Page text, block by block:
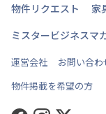
物件リクエスト
家
ミスタービジネスマ
運営会社 お問い合わ
物件掲載を希望の方